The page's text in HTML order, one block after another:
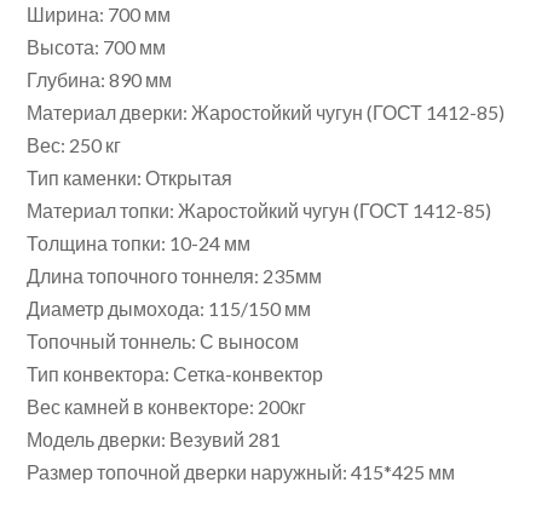
Ширина: 700 мм
Высота: 700 мм
Глубина: 890 мм
Материал дверки: Жаростойкий чугун (ГОСТ 1412-85)
Вес: 250 кг
Тип каменки: Открытая
Материал топки: Жаростойкий чугун (ГОСТ 1412-85)
Толщина топки: 10-24 мм
Длина топочного тоннеля: 235мм
Диаметр дымохода: 115/150 мм
Топочный тоннель: С выносом
Тип конвектора: Сетка-конвектор
Вес камней в конвекторе: 200кг
Модель дверки: Везувий 281
Размер топочной дверки наружный: 415*425 мм